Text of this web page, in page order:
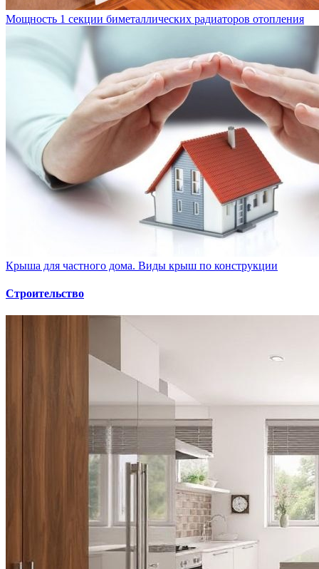
Мощность 1 секции биметаллических радиаторов отопления
Крыша для частного дома. Виды крыш по конструкции
Строительство